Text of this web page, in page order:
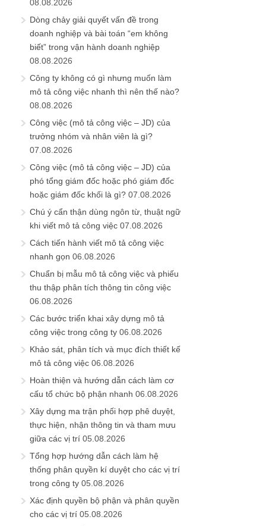
08.08.2026
Dòng chảy giải quyết vấn đề trong
doanh nghiệp và bài toán “em không
biết” trong vận hành doanh nghiệp
08.08.2026
Công ty không có gì nhưng muốn làm
mô tả công việc nhanh thì nên thế nào?
08.08.2026
Công việc (mô tả công việc – JD) của
trưởng nhóm và nhân viên là gì?
07.08.2026
Công việc (mô tả công việc – JD) của
phó tổng giám đốc hoặc phó giám đốc
hoặc giám đốc khối là gì? 07.08.2026
Chú ý cẩn thận dùng ngôn từ, thuật ngữ
khi viết mô tả công việc 07.08.2026
Cách tiến hành viết mô tả công việc
nhanh gọn 06.08.2026
Chuẩn bị mẫu mô tả công việc và phiếu
thu thập phân tích thông tin công việc
06.08.2026
Các bước triển khai xây dựng mô tả
công việc trong công ty 06.08.2026
Khảo sát, phân tích và mục đích thiết kế
mô tả công việc 06.08.2026
Hoàn thiện và hướng dẫn cách làm cơ
cấu tổ chức bộ phận nhanh 06.08.2026
Xây dựng ma trận phối hợp phê duyệt,
thực hiện, nhận thông tin và tham mưu
giữa các vị trí 05.08.2026
Tổng hợp hướng dẫn cách làm hệ
thống phân quyền kí duyệt cho các vị trí
trong công ty 05.08.2026
Xác định quyền bộ phận và phân quyền
cho các vị trí 05.08.2026